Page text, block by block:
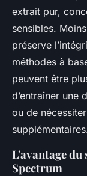
extrait pur,
sensibles.
préserve
méthodes à
peuvent être
d’entraîner une
ou de
L'avantage
Spectrum